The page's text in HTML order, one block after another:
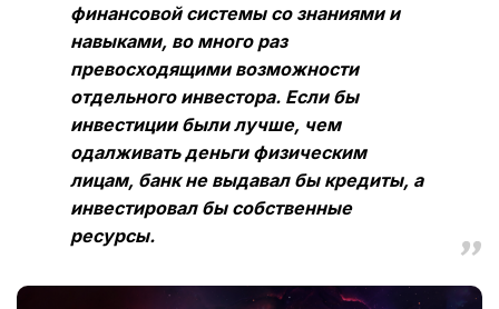
финансовой системы со знаниями и
навыками, во много раз
превосходящими возможности
отдельного инвестора. Если бы
инвестиции были лучше, чем
одалживать деньги физическим
лицам, банк не выдавал бы кредиты, а
инвестировал бы собственные
ресурсы.